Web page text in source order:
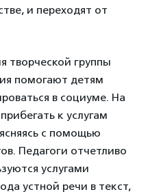
и переходят от
творческой группы
помогают детям
в социуме. На
к услугам
с помощью
Педагоги отчетливо
услугами
устной речи в текст,